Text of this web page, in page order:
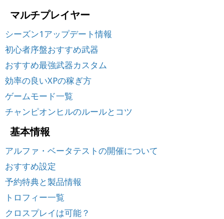
マルチプレイヤー
シーズン1アップデート情報
初心者序盤おすすめ武器
おすすめ最強武器カスタム
効率の良いXPの稼ぎ方
ゲームモード一覧
チャンピオンヒルのルールとコツ
基本情報
アルファ・ベータテストの開催について
おすすめ設定
予約特典と製品情報
トロフィー一覧
クロスプレイは可能？